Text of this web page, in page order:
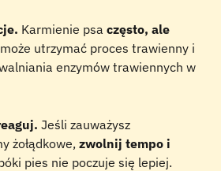
Karmienie psa często, ale
utrzymać proces trawienny i
enzymów trawiennych w
Jeśli zauważysz
żołądkowe, zwolnij tempo i
pies nie poczuje się lepiej.